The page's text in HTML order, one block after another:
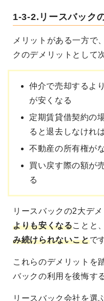
1-3-2.リースバック
メリットがある一方で
クのデメリットとして
仲介で売却するよ
が安くなる
定期賃貸借契約の
ると退去しなけれ
不動産の所有権が
買い戻す際の額が
る
リースバックの2大デ
よりも安くなることと
み続けられないことで
これらのデメリットを
バックの利用を後悔す
リースバック会社を選